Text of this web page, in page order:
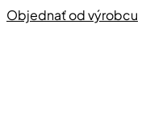
Objednať od výrobcu